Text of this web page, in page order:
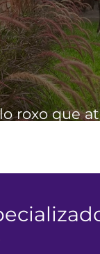
contraste
no
roxo que